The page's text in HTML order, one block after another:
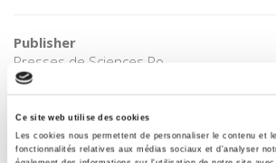
Ce site web utilise des cookies
Les cookies nous permettent de personnaliser le contenu et
fonctionnalités relatives aux médias sociaux et d'analyser
Publisher
Presses de Sciences Po
Author
Jean-Louis Quermonne
Collection